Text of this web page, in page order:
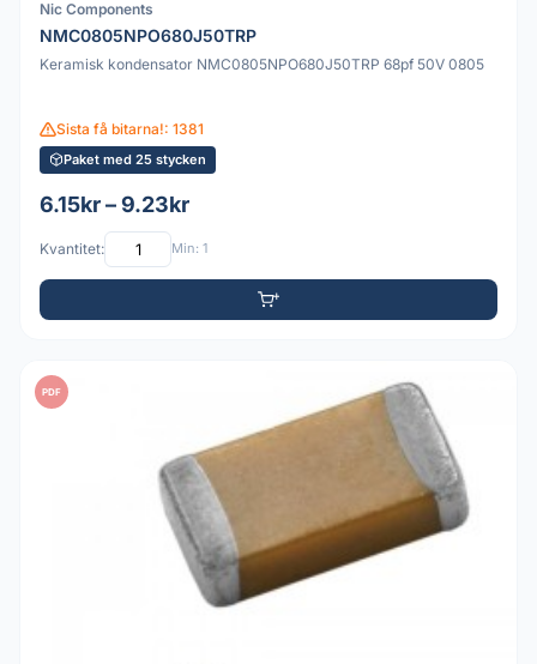
Nic Components
NMC0805NPO680J50TRP
Keramisk kondensator NMC0805NPO680J50TRP 68pf 50V 0805
Sista få bitarna!: 1381
Paket med 25 stycken
6.15kr – 9.23kr
Kvantitet: Min: 1
PDF